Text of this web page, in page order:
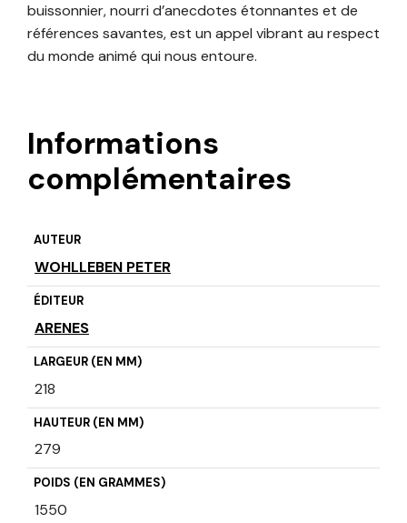
buissonnier, nourri d’anecdotes étonnantes et de
références savantes, est un appel vibrant au respect
du monde animé qui nous entoure.
Informations
complémentaires
AUTEUR
WOHLLEBEN PETER
ÉDITEUR
ARENES
LARGEUR (EN MM)
218
HAUTEUR (EN MM)
279
POIDS (EN GRAMMES)
1550